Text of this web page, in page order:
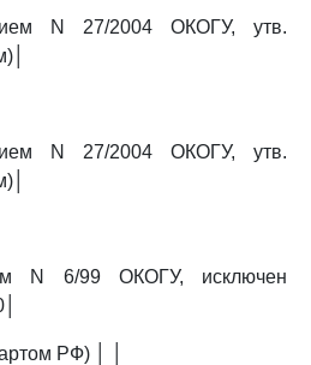
N 27/2004 ОКОГУ, утв.
N 27/2004 ОКОГУ, утв.
N 6/99 ОКОГУ, исключен
РФ) │ │